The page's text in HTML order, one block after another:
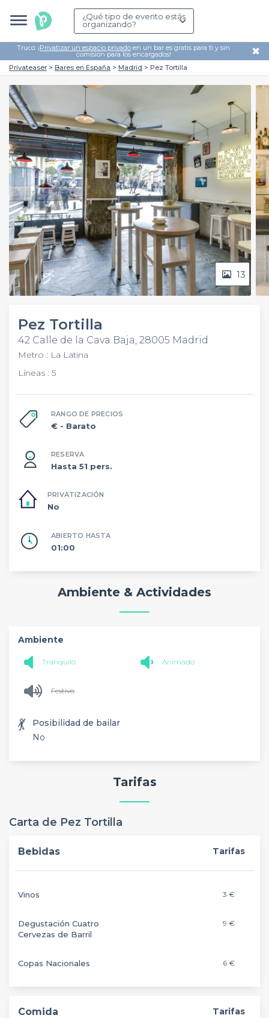
¿Qué tipo de evento estás
organizando?
Truco: ¡Privatizar un espacio privado en un bar es gratis para ti y sin
comisión para los encargados! ✖
Privateaser Bares en España Madrid Pez Tortilla
13
Pez Tortilla
42 Calle de la Cava Baja, 28005 Madrid
Metro : La Latina
Líneas : 5
RANGO DE PRECIOS
€ - Barato
RESERVA
Hasta 51 pers.
PRIVATIZACIÓN
No
ABIERTO HASTA
01:00
Ambiente & Actividades
Ambiente
Tranquilo Animado
Festivo
💃
Posibilidad de bailar
No
Tarifas
Carta de Pez Tortilla
Bebidas Tarifas
Vinos 3 €
Degustación Cuatro
Cervezas de Barril
9 €
Copas Nacionales 6 €
Comida Tarifas